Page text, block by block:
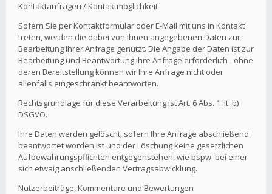
Kontaktanfragen / Kontaktmöglichkeit
Sofern Sie per Kontaktformular oder E-Mail mit uns in Kontakt
treten, werden die dabei von Ihnen angegebenen Daten zur
Bearbeitung Ihrer Anfrage genutzt. Die Angabe der Daten ist zur
Bearbeitung und Beantwortung Ihre Anfrage erforderlich - ohne
deren Bereitstellung können wir Ihre Anfrage nicht oder
allenfalls eingeschränkt beantworten.
Rechtsgrundlage für diese Verarbeitung ist Art. 6 Abs. 1 lit. b)
DSGVO.
Ihre Daten werden gelöscht, sofern Ihre Anfrage abschließend
beantwortet worden ist und der Löschung keine gesetzlichen
Aufbewahrungspflichten entgegenstehen, wie bspw. bei einer
sich etwaig anschließenden Vertragsabwicklung.
Nutzerbeiträge, Kommentare und Bewertungen